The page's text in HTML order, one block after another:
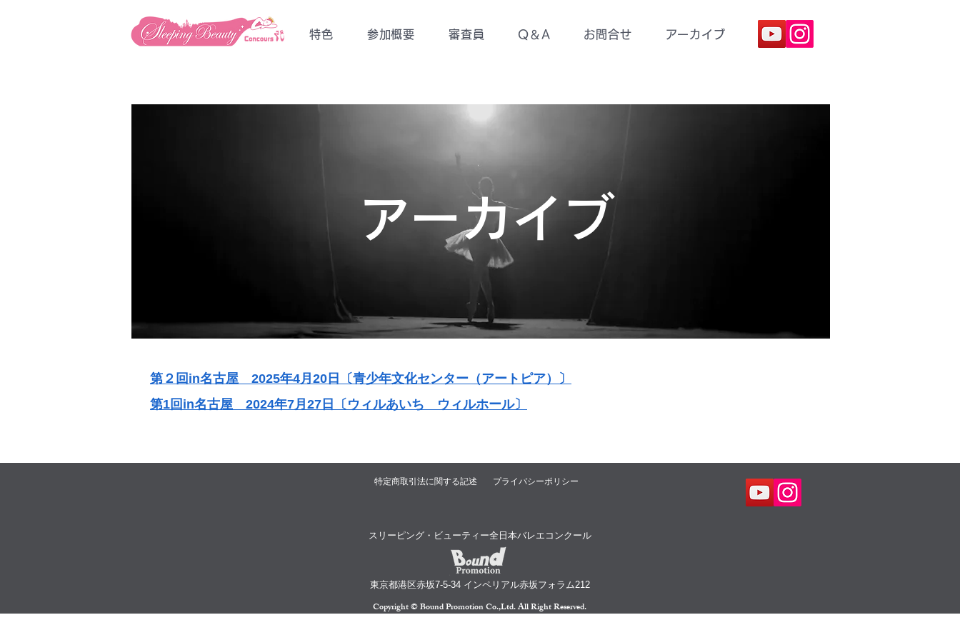
特色 参加概要 審査員 Q＆A お問合せ アーカイブ
​アーカイブ
​第２回in名古屋 2025年4月20日〔青少年文化センター（アートピア）〕
​第1回in名古屋 2024年7月27日〔ウィルあいち ウィルホール〕
特定商取引法に関する記述 プライバシーポリシー
スリーピング・ビューティー全日本バレエコンクール
​東京都港区赤坂7-5-34 インペリアル赤坂フォラム212
​Copyright © Bound Promotion Co.,Ltd. All Right Reserved.